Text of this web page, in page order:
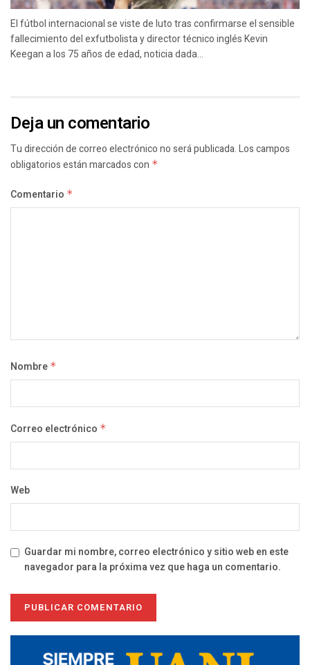
El fútbol internacional se viste de luto tras confirmarse el sensible
fallecimiento del exfutbolista y director técnico inglés Kevin
Keegan a los 75 años de edad, noticia dada...
Deja un comentario
Tu dirección de correo electrónico no será publicada.Los campos
obligatorios están marcados con *
Comentario *
Nombre *
Correo electrónico *
Web
Guardar mi nombre, correo electrónico y sitio web en este
navegador para la próxima vez que haga un comentario.